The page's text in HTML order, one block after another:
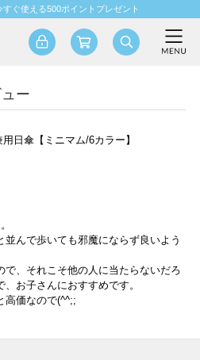
ぐ使える500ポイントプレゼント
ー
日傘【ミニマム/6カラー】
んで歩いても邪魔にならず良いよう
で、それこそ他の人に当たらないだろ
お子さんにおすすめです。
高価なので(^^;;